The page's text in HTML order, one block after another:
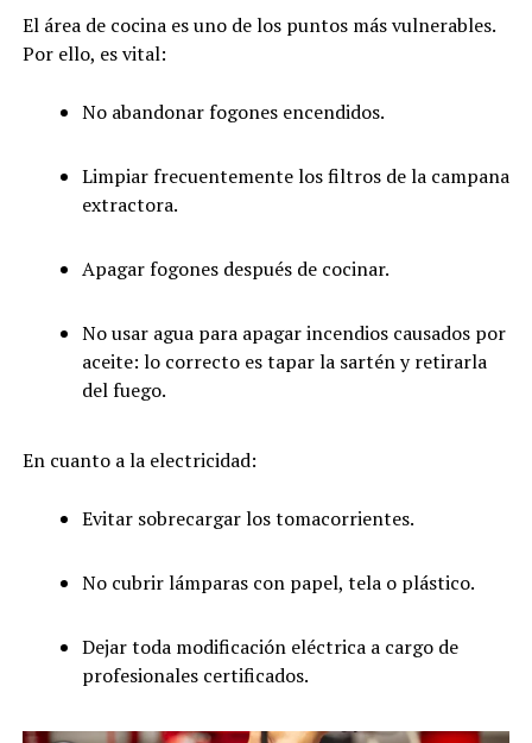
El área de cocina es uno de los puntos más vulnerables.
Por ello, es vital:
No abandonar fogones encendidos.
Limpiar frecuentemente los filtros de la campana
extractora.
Apagar fogones después de cocinar.
No usar agua para apagar incendios causados por
aceite: lo correcto es tapar la sartén y retirarla
del fuego.
En cuanto a la electricidad:
Evitar sobrecargar los tomacorrientes.
No cubrir lámparas con papel, tela o plástico.
Dejar toda modificación eléctrica a cargo de
profesionales certificados.